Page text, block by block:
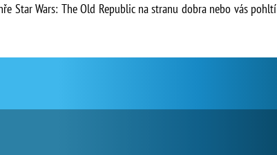
Star Wars: The Old Republic na stranu dobra nebo vás pohltí